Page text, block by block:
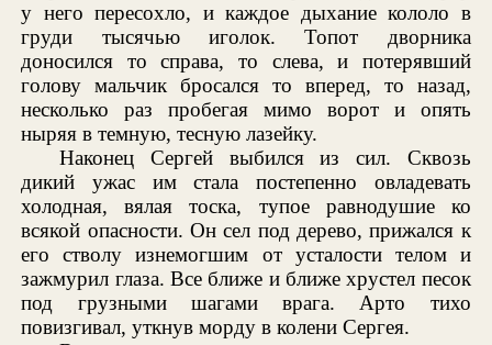
у него пересохло, и каждое дыхание кололо в
груди тысячью иголок. Топот дворника
доносился то справа, то слева, и потерявший
голову мальчик бросался то вперед, то назад,
несколько раз пробегая мимо ворот и опять
ныряя в темную, тесную лазейку.
Наконец Сергей выбился из сил. Сквозь
дикий ужас им стала постепенно овладевать
холодная, вялая тоска, тупое равнодушие ко
всякой опасности. Он сел под дерево, прижался к
его стволу изнемогшим от усталости телом и
зажмурил глаза. Все ближе и ближе хрустел песок
под грузными шагами врага. Арто тихо
повизгивал, уткнув морду в колени Сергея.